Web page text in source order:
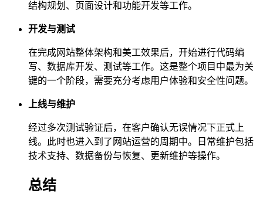
结构规划、页面设计和功能开发等工作。
开发与测试
在完成网站整体架构和美工效果后，开始进行代码编
写、数据库开发、测试等工作。这是整个项目中最为关
键的一个阶段，需要充分考虑用户体验和安全性问题。
上线与维护
经过多次测试验证后，在客户确认无误情况下正式上
线。此时也进入到了网站运营的周期中。日常维护包括
技术支持、数据备份与恢复、更新维护等操作。
总结